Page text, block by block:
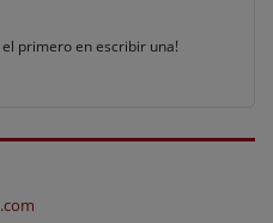
primero en escribir una!